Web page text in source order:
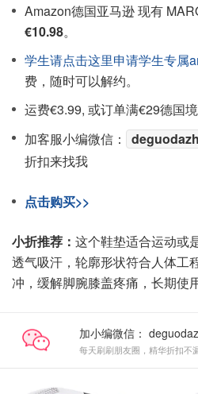
Amazon德国亚马逊 现有
€10.98。
学生请点击这里申请学生专属
费，随时可以解约。
运费€3.99, 或订单满€29德国境
加客服小编微信：
折扣来找我
点击购买>>
小折推荐： 这个鞋垫适合运动或
透气吸汗，轮廓形状符合人体工
冲，缓解脚腕膝盖疼痛，长期使
加小编微信：
每天刷刷朋友圈，精华折扣不